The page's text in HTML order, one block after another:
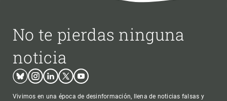
No te pierdas ninguna
noticia
BlueskyInstagram
LinkedinTwitterYoutube
Vivimos en una época de desinformación, llena de noticias falsas y